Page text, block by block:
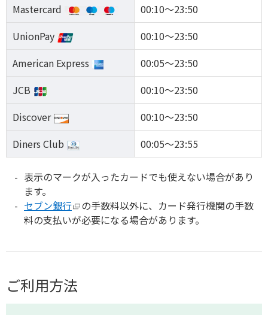
Mastercard
00:10～23:50
UnionPay
00:10～23:50
American Express
00:05～23:50
JCB
00:10～23:50
Discover
00:10～23:50
Diners Club
00:05～23:55
表示のマークが入ったカードでも使えない場合があり
ます。
セブン銀行
の手数料以外に、カード発行機関の手数
料の支払いが必要になる場合があります。
ご利用方法